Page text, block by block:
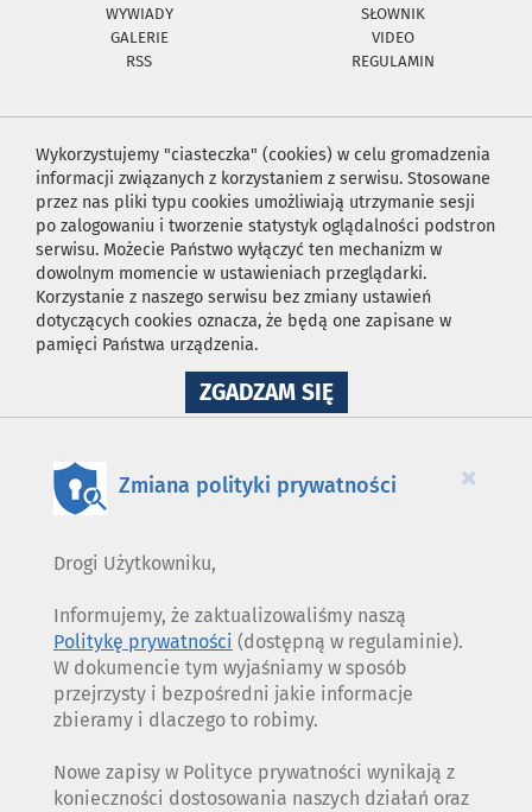
WYWIADY
SŁOWNIK
GALERIE
VIDEO
RSS
REGULAMIN
Wykorzystujemy "ciasteczka" (cookies) w celu gromadzenia
informacji związanych z korzystaniem z serwisu. Stosowane
przez nas pliki typu cookies umożliwiają utrzymanie sesji
po zalogowaniu i tworzenie statystyk oglądalności podstron
serwisu. Możecie Państwo wyłączyć ten mechanizm w
dowolnym momencie w ustawieniach przeglądarki.
Korzystanie z naszego serwisu bez zmiany ustawień
dotyczących cookies oznacza, że będą one zapisane w
pamięci Państwa urządzenia.
ZGADZAM SIĘNA
WYKORZYSTANIE
×
Zmiana polityki prywatności
Drogi Użytkowniku,
Informujemy, że zaktualizowaliśmy naszą
Politykę prywatności (dostępną w regulaminie).
W dokumencie tym wyjaśniamy w sposób
przejrzysty i bezpośredni jakie informacje
zbieramy i dlaczego to robimy.
Nowe zapisy w Polityce prywatności wynikają z
konieczności dostosowania naszych działań oraz